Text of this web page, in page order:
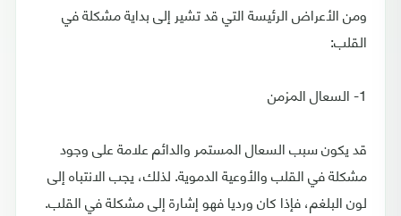
ومن الأعراض الرئيسة التي قد تشير إلى بداية مشكلة في
القلب:
1- السعال المزمن
قد يكون سبب السعال المستمر والدائم علامة على وجود
مشكلة في القلب والأوعية الدموية. لذلك، يجب الانتباه إلى
لون البلغم، فإذا كان ورديا فهو إشارة إلى مشكلة في القلب.